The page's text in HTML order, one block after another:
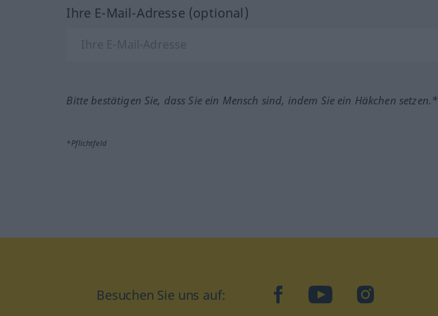
Ihre E-Mail-Adresse (optional)
Bitte bestätigen Sie, dass Sie ein Mensch sind, indem Sie ein Häkchen setzen.*
*Pflichtfeld
Besuchen Sie uns auf: facebookYouTubeInstagram